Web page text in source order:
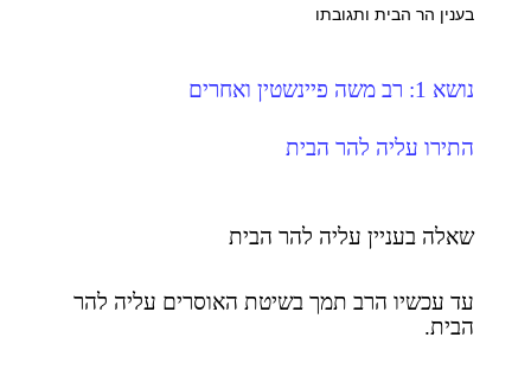
בענין הר הבית ותגובתו
נושא 1: רב משה פיינשטין ואחרים
התירו עליה להר הבית
שאלה בעניין עליה להר הבית
עד עכשיו הרב תמך בשיטת האוסרים עליה להר
הבית.